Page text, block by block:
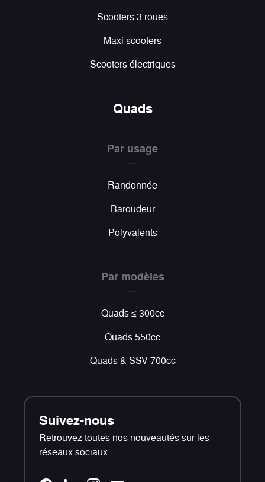
Scooters 3 roues
Maxi scooters
Scooters électriques
Quads
Par usage
Randonnée
Baroudeur
Polyvalents
Par modèles
Quads ≤ 300cc
Quads 550cc
Quads & SSV 700cc
Suivez-nous
Retrouvez toutes nos nouveautés sur les
réseaux sociaux